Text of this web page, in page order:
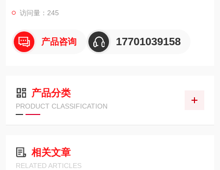
访问量：245
产品咨询 17701039158
产品分类
PRODUCT CLASSIFICATION
相关文章
RELATED ARTICLES